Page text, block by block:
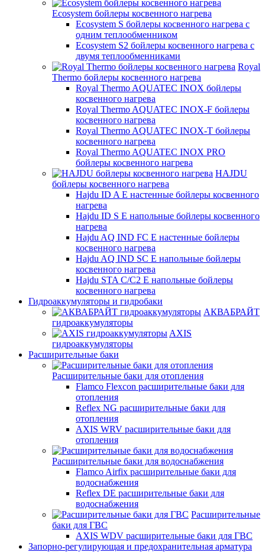
Ecosystem бойлеры косвенного нагрева
Ecosystem S бойлеры косвенного нагрева с
одним теплообменником
Ecosystem S2 бойлеры косвенного нагрева с
двумя теплообменниками
Royal
Thermo бойлеры косвенного нагрева
Royal Thermo AQUATEC INOX бойлеры
косвенного нагрева
Royal Thermo AQUATEC INOX-F бойлеры
косвенного нагрева
Royal Thermo AQUATEC INOX-T бойлеры
косвенного нагрева
Royal Thermo AQUATEC INOX PRO
бойлеры косвенного нагрева
HAJDU
бойлеры косвенного нагрева
Hajdu ID A E настенные бойлеры косвенного
нагрева
Hajdu ID S E напольные бойлеры косвенного
нагрева
Hajdu AQ IND FC E настенные бойлеры
косвенного нагрева
Hajdu AQ IND SC E напольные бойлеры
косвенного нагрева
Hajdu STA C/C2 E напольные бойлеры
косвенного нагрева
Гидроаккумуляторы и гидробаки
АКВАБРАЙТ
гидроаккумуляторы
AXIS
гидроаккумуляторы
Расширительные баки
Расширительные баки для отопления
Flamco Flexcon расширительные баки для
отопления
Reflex NG расширительные баки для
отопления
AXIS WRV расширительные баки для
отопления
Расширительные баки для водоснабжения
Flamco Airfix расширительные баки для
водоснабжения
Reflex DЕ расширительные баки для
водоснабжения
Расширительные
баки для ГВС
AXIS WDV расширительные баки для ГВС
Запорно-регулирующая и предохранительная арматура